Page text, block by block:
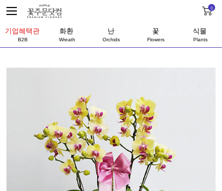
0
기업혜택관
B2B
화환
Wreath
난
Orchids
꽃
Flowers
식물
Plants